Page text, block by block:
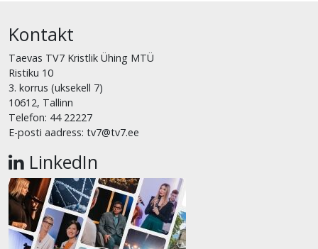
Kontakt
Taevas TV7 Kristlik Ühing MTÜ
Ristiku 10
3. korrus (uksekell 7)
10612, Tallinn
Telefon: 44 22227
E-posti aadress: tv7@tv7.ee
LinkedIn